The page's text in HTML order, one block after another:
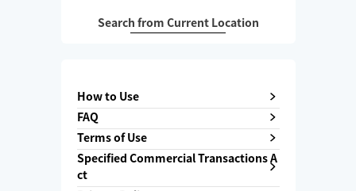
Search from Current Location
How to Use
FAQ
Terms of Use
Specified Commercial Transactions A
ct